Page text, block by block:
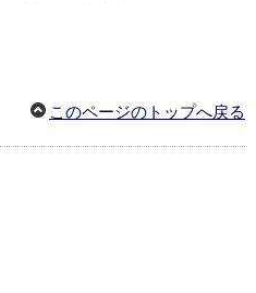
このページのトップへ戻る